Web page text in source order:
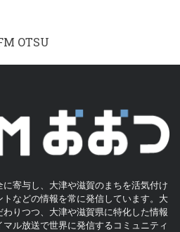
OTSU
寄与し、大津や滋賀のまちを活気付け
などの情報を常に発信しています。大
りつつ、大津や滋賀県に特化した情報
ル放送で世界に発信するコミュニティ